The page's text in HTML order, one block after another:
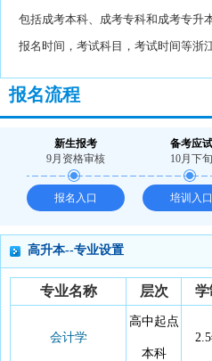
包括成考本科、成考专科和成考专升
报名时间，考试科目，考试时间等浙
报名流程
新生报考
9月资格审核
报名入口
备考应试
10月下旬
培训入口
高升本--专业设置
注：初中、中专、高
专业名称 层次 学
会计学
高中起点
本科